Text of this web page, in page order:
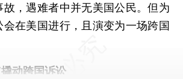
故，遇难者中并无美国公民。但为
在美国进行，且演变为一场跨国
动跨国诉讼